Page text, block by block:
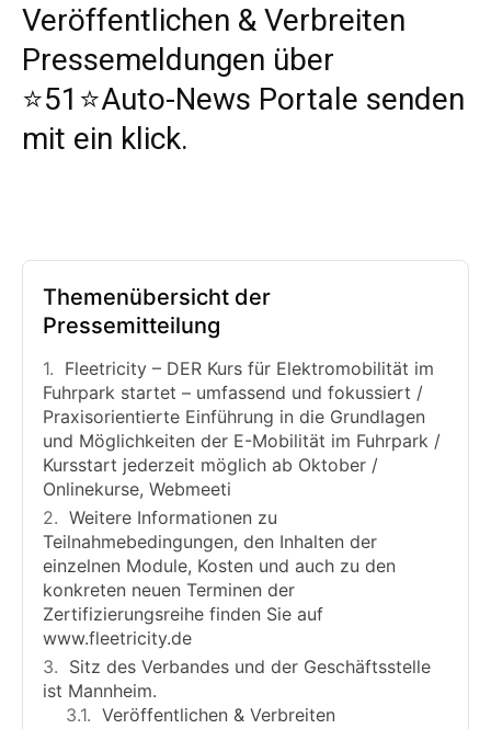
Veröffentlichen & Verbreiten
Pressemeldungen über
⭐️51⭐️Auto-News Portale senden
mit ein klick.
Themenübersicht der
Pressemitteilung
Fleetricity – DER Kurs für Elektromobilität im
Fuhrpark startet – umfassend und fokussiert /
Praxisorientierte Einführung in die Grundlagen
und Möglichkeiten der E-Mobilität im Fuhrpark /
Kursstart jederzeit möglich ab Oktober /
Onlinekurse, Webmeeti
Weitere Informationen zu
Teilnahmebedingungen, den Inhalten der
einzelnen Module, Kosten und auch zu den
konkreten neuen Terminen der
Zertifizierungsreihe finden Sie auf
www.fleetricity.de
Sitz des Verbandes und der Geschäftsstelle
ist Mannheim.
Veröffentlichen & Verbreiten